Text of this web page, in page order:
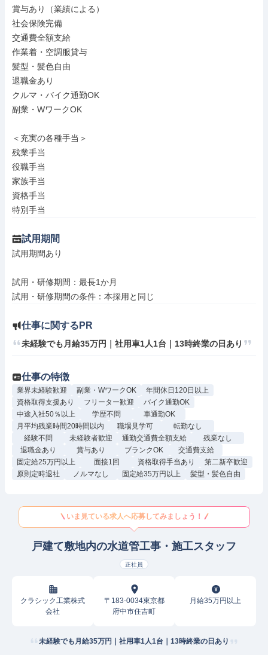
賞与あり（業績による）
社会保険完備
交通費全額支給
作業着・空調服貸与
髪型・髪色自由
退職金あり
クルマ・バイク通勤OK
副業・WワークOK
＜充実の各種手当＞
残業手当
役職手当
家族手当
資格手当
特別手当
試用期間
試用期間あり
試用・研修期間：最長1か月
仕事に関するPR
未経験でも月給35万円｜社用車1人1台｜13時終業の日あり
仕事の特徴
業界未経験歓迎 副業・WワークOK
年間休日120日以上
資格取得支援あり
フリーター歓迎
バイク通勤OK
中途入社50％以上
学歴不問
車通勤OK
月平均残業時間20時間以内
職場見学可
転勤なし
経験不問
未経験者歓迎 通勤交通費全額支給
残業なし
退職金あり
賞与あり ブランクOK
交通費支給
固定給25万円以上
面接1回 資格取得手当あり
第二新卒歓迎
原則定時退社
ノルマなし 固定給35万円以上 髪型・髪色自由
いま見ている求人へ応募してみましょう！
戸建て敷地内の水道管工事・施工スタッフ
正社員
クラシック工業株式
会社
〒183-0034東京都
府中市住吉町
月給35万円以上
未経験でも月給35万円｜社用車1人1台｜13時終業の日あり